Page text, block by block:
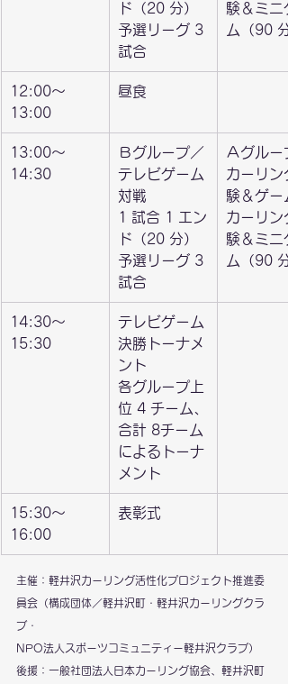
ド（20 分）
予選リーグ 3
試合
験＆ミニ
ム（90
12:00〜
13:00
昼食
13:00〜
14:30
Ｂグループ／
テレビゲーム
対戦
1 試合 1 エン
ド（20 分）
予選リーグ 3
試合
Ａグルー
カーリン
験＆ゲー
カーリン
験＆ミニ
ム（90
​14:30〜
15:30
​テレビゲーム
決勝トーナメ
ント
各グループ上
位 4 チーム、
合計 8チーム
によるトーナ
メント
​15:30〜
16:00
表彰式
主催：軽井沢カーリング活性化プロジェクト推進委
員会（構成団体／軽井沢町・軽井沢カーリングクラ
ブ・
NPO法人スポーツコミュニティー軽井沢クラブ）
後援：一般社団法人日本カーリング協会、軽井沢町